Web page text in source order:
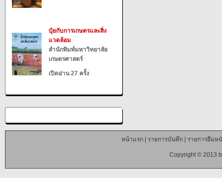
ปุ๋ยกับการเกษตรและสิ่ง
แวดล้อม
สำนักพิมพ์มหาวิทยาลัย
เกษตรศาสตร์
เปิดอ่าน 27 ครั้ง
หน้าแรก| รายการบันทึก| รายการยืมห
Copyright © 2013